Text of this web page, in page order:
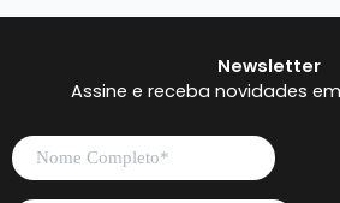
Newsletter
Assine e receba novidades